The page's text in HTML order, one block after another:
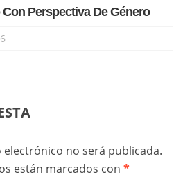
Perspectiva De Género
no será publicada.
están marcados con *